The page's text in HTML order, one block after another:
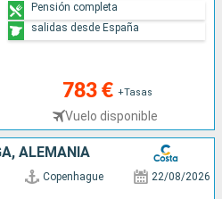
783 € +Tasas
Vuelo disponible
Pensión completa
salidas desde España
ALEMANIA
Copenhague 22/08/2026